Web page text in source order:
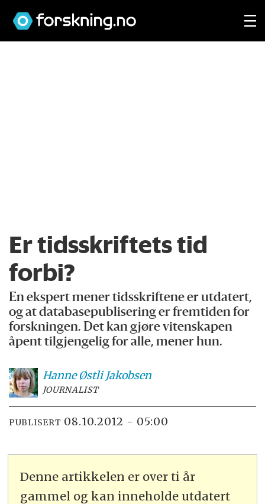
Er tidsskriftets tid
forbi?
En ekspert mener tidsskriftene er utdatert,
og at databasepublisering er fremtiden for
forskningen. Det kan gjøre vitenskapen
åpent tilgjengelig for alle, mener hun.
Hanne Østli Jakobsen
JOURNALIST
PUBLISERT 08.10.2012 - 05:00
Denne artikkelen er over ti år
gammel og kan inneholde utdatert